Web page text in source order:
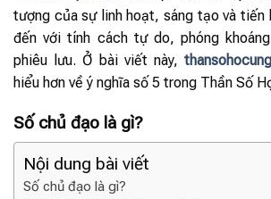
tượng của sự linh hoạt, sáng tạo và
đến với tính cách tự do, phóng
phiêu lưu. Ở bài viết này,
hiểu hơn về ý nghĩa số 5 trong Thần Số
Số chủ đạo là gì?
Nội dung bài viết
Số chủ đạo là gì?